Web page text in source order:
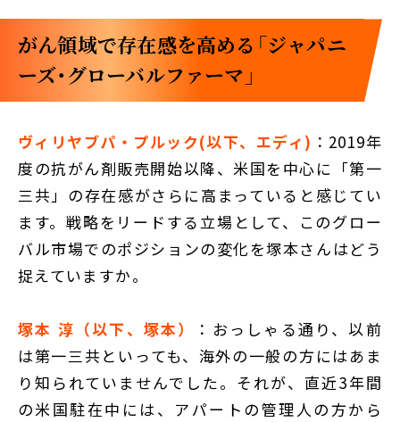
がん領域で存在感を高める「ジャパニ
ーズ・グローバルファーマ」
ヴィリヤブパ・プルック(以下、エディ) ：2019年
度の抗がん剤販売開始以降、米国を中心に「第一
三共」の存在感がさらに高まっていると感じてい
ます。戦略をリードする立場として、このグロー
バル市場でのポジションの変化を塚本さんはどう
捉えていますか。
塚本 淳（以下、塚本）
：おっしゃる通り、以前
は第一三共といっても、海外の一般の方にはあま
り知られていませんでした。それが、直近3年間
の米国駐在中には、アパートの管理人の方から